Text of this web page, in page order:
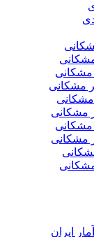
مشکانی
مشکانی
مشکانی
ایران